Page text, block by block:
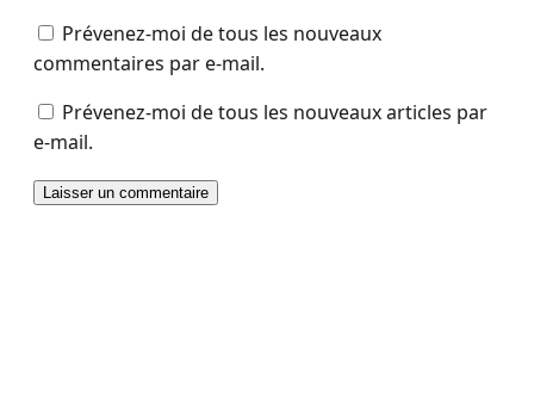
Prévenez-moi de tous les nouveaux
commentaires par e-mail.
Prévenez-moi de tous les nouveaux articles par
e-mail.